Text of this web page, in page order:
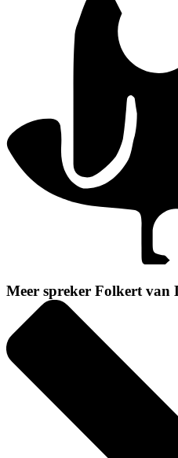
Meer spreker Folkert van